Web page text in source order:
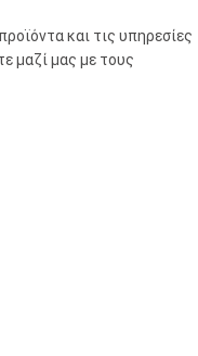
και τις υπηρεσίες
μαζί μας με τους